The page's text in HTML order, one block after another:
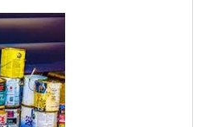
excelente
peso e fácil
utilizado para
e transportar. Em
que o liquido
.